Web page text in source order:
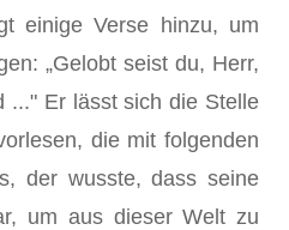
einige Verse hinzu, um
„Gelobt seist du, Herr,
..." Er lässt sich die Stelle
die mit folgenden
der wusste, dass seine
um aus dieser Welt zu